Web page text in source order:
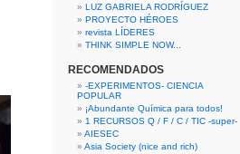
LUZ GABRIELA RODRÍGUEZ
PROYECTO HÉROES
revista LÍDERES
THINK SIMPLE NOW...
RECOMENDADOS
-EXPERIMENTOS- CIENCIA
POPULAR
¡Abundante Química para todos!
1 RECURSOS Q / F / C / TIC -super-
AIESEC
Asia Society (nice and rich)